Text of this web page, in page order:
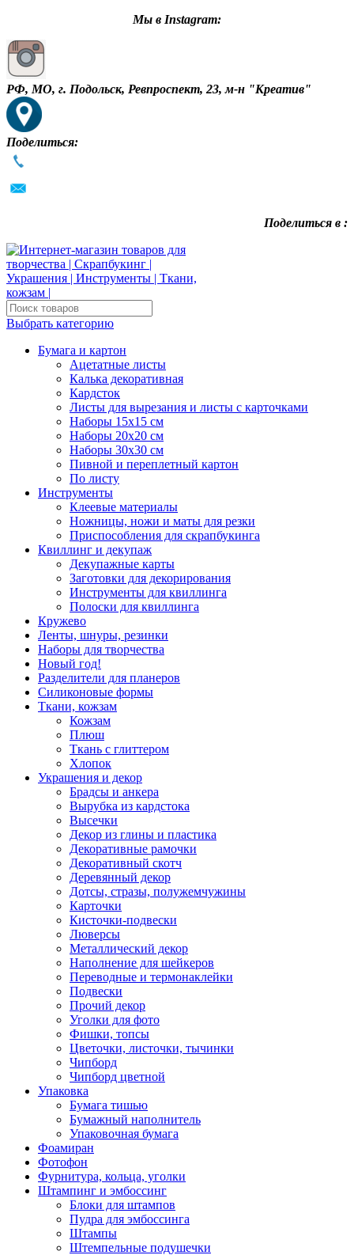
Мы в Instagram:
РФ, МО, г. Подольск, Ревпроспект, 23, м-н "Креатив"
Поделиться:
Поделиться в :
Выбрать категорию
Бумага и картон
Ацетатные листы
Калька декоративная
Кардсток
Листы для вырезания и листы с карточками
Наборы 15х15 см
Наборы 20х20 см
Наборы 30х30 см
Пивной и переплетный картон
По листу
Инструменты
Клеевые материалы
Ножницы, ножи и маты для резки
Приспособления для скрапбукинга
Квиллинг и декупаж
Декупажные карты
Заготовки для декорирования
Инструменты для квиллинга
Полоски для квиллинга
Кружево
Ленты, шнуры, резинки
Наборы для творчества
Новый год!
Разделители для планеров
Силиконовые формы
Ткани, кожзам
Кожзам
Плюш
Ткань с глиттером
Хлопок
Украшения и декор
Брадсы и анкера
Вырубка из кардстока
Высечки
Декор из глины и пластика
Декоративные рамочки
Декоративный скотч
Деревянный декор
Дотсы, стразы, полужемчужины
Карточки
Кисточки-подвески
Люверсы
Металлический декор
Наполнение для шейкеров
Переводные и термонаклейки
Подвески
Прочий декор
Уголки для фото
Фишки, топсы
Цветочки, листочки, тычинки
Чипборд
Чипборд цветной
Упаковка
Бумага тишью
Бумажный наполнитель
Упаковочная бумага
Фоамиран
Фотофон
Фурнитура, кольца, уголки
Штампинг и эмбоссинг
Блоки для штампов
Пудра для эмбоссинга
Штампы
Штемпельные подушечки